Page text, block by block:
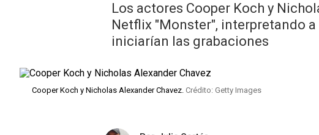
Los actores Cooper Koch y
Netflix "Monster", interpretando
iniciarían las grabaciones
Cooper Koch y Nicholas Alexander Chavez. Crédito: Getty Images